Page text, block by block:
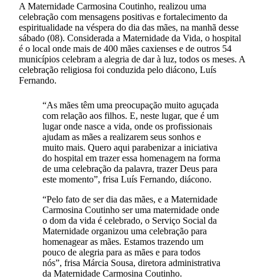
A Maternidade Carmosina Coutinho, realizou uma
celebração com mensagens positivas e fortalecimento da
espiritualidade na véspera do dia das mães, na manhã desse
sábado (08). Considerada a Maternidade da Vida, o hospital
é o local onde mais de 400 mães caxienses e de outros 54
municípios celebram a alegria de dar à luz, todos os meses. A
celebração religiosa foi conduzida pelo diácono, Luís
Fernando.
“As mães têm uma preocupação muito aguçada
com relação aos filhos. E, neste lugar, que é um
lugar onde nasce a vida, onde os profissionais
ajudam as mães a realizarem seus sonhos e
muito mais. Quero aqui parabenizar a iniciativa
do hospital em trazer essa homenagem na forma
de uma celebração da palavra, trazer Deus para
este momento”, frisa Luís Fernando, diácono.
“Pelo fato de ser dia das mães, e a Maternidade
Carmosina Coutinho ser uma maternidade onde
o dom da vida é celebrado, o Serviço Social da
Maternidade organizou uma celebração para
homenagear as mães. Estamos trazendo um
pouco de alegria para as mães e para todos
nós”, frisa Márcia Sousa, diretora administrativa
da Maternidade Carmosina Coutinho.